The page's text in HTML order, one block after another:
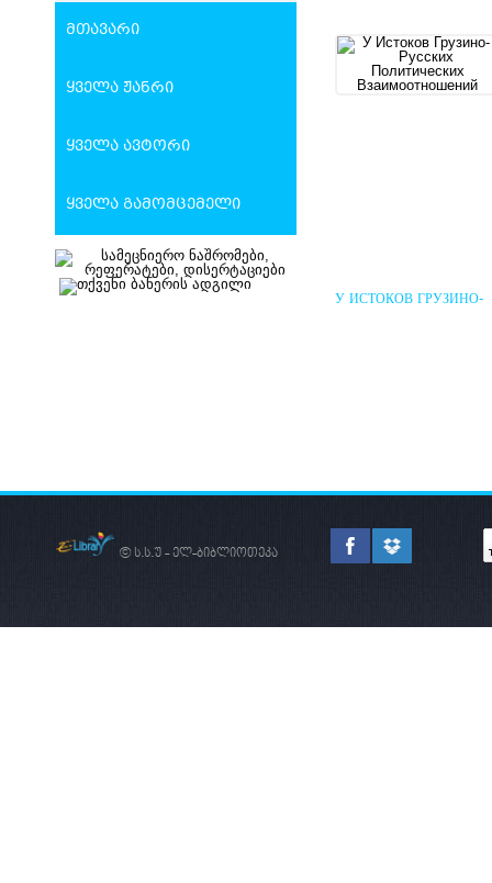
მთავარი
ყველა ჟანრი
ყველა ავტორი
ყველა გამომცემელი
У ИСТОКОВ ГРУЗИНО-
© ს.ს.უ - ელ-ბიბლიოთეკა